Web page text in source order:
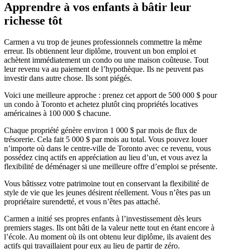
Apprendre à vos enfants à bâtir leur
richesse tôt
Carmen a vu trop de jeunes professionnels commettre la même
erreur. Ils obtiennent leur diplôme, trouvent un bon emploi et
achètent immédiatement un condo ou une maison coûteuse. Tout
leur revenu va au paiement de l’hypothèque. Ils ne peuvent pas
investir dans autre chose. Ils sont piégés.
Voici une meilleure approche : prenez cet apport de 500 000 $ pour
un condo à Toronto et achetez plutôt cinq propriétés locatives
américaines à 100 000 $ chacune.
Chaque propriété génère environ 1 000 $ par mois de flux de
trésorerie. Cela fait 5 000 $ par mois au total. Vous pouvez louer
n’importe où dans le centre-ville de Toronto avec ce revenu, vous
possédez cinq actifs en appréciation au lieu d’un, et vous avez la
flexibilité de déménager si une meilleure offre d’emploi se présente.
Vous bâtissez votre patrimoine tout en conservant la flexibilité de
style de vie que les jeunes désirent réellement. Vous n’êtes pas un
propriétaire surendetté, et vous n’êtes pas attaché.
Carmen a initié ses propres enfants à l’investissement dès leurs
premiers stages. Ils ont bâti de la valeur nette tout en étant encore à
l’école. Au moment où ils ont obtenu leur diplôme, ils avaient des
actifs qui travaillaient pour eux au lieu de partir de zéro.